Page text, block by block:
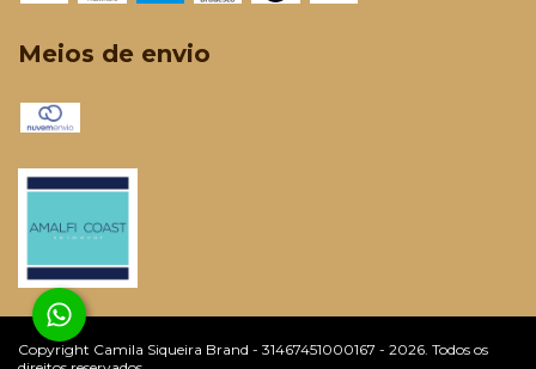
Meios de envio
Copyright Camila Siqueira Brand - 31467451000167 - 2026. Todos os